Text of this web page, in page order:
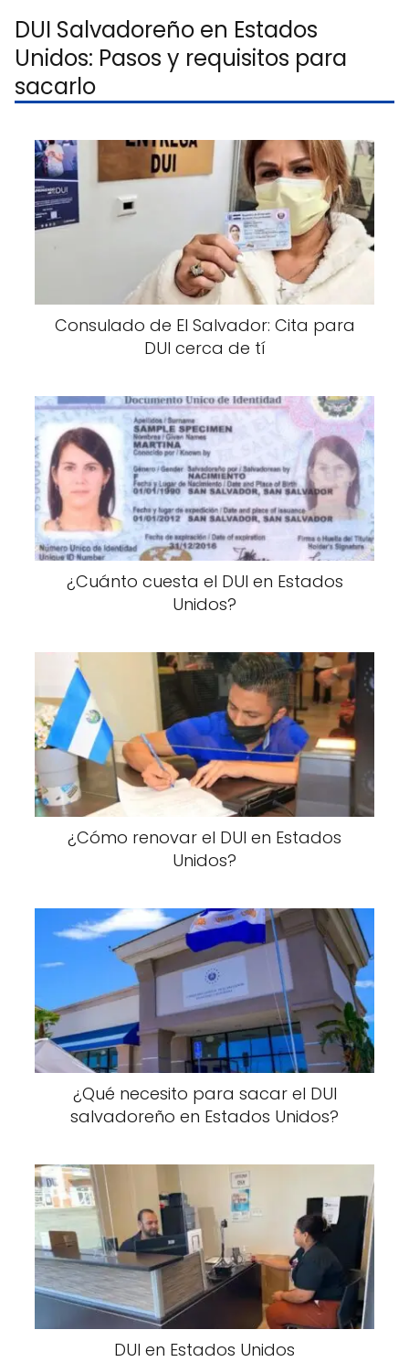
DUI Salvadoreño en Estados
Unidos: Pasos y requisitos para
sacarlo
Consulado de El Salvador: Cita para
DUI cerca de tí
¿Cuánto cuesta el DUI en Estados
Unidos?
¿Cómo renovar el DUI en Estados
Unidos?
¿Qué necesito para sacar el DUI
salvadoreño en Estados Unidos?
DUI en Estados Unidos